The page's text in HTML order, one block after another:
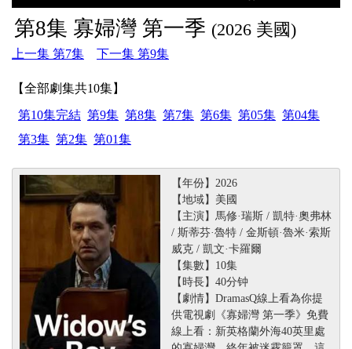
第8集 寡婦灣 第一季 (2026 美國)
上一集 第7集 下一集 第9集
【全部劇集共10集】
第10集完結 第9集 第8集 第7集 第6集 第05集 第04集
第3集 第2集 第01集
【年份】2026
【地域】美國
【主演】馬修·瑞斯 / 凱特·奧弗林
/ 斯蒂芬·魯特 / 金斯頓·魯米·索斯
威克 / 凱文·卡羅爾
【集數】10集
【時長】40分钟
【劇情】DramasQ線上看為你提
供電視劇《寡婦灣 第一季》免費
線上看：新英格蘭外海40英里處